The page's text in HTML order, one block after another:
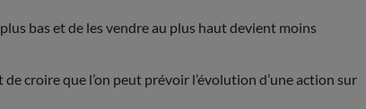
bas et de les vendre au plus haut devient moins
croire que l’on peut prévoir l’évolution d’une action sur